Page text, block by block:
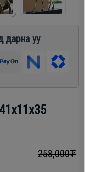
дарна уу
258,000₮